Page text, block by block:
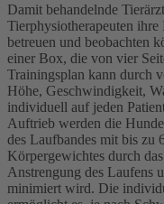
Damit behandelnde
Tierphysiotherapeuten
betreuen und beobachten
einer Box, die von vier
Trainingsplan kann durch
Höhe, Geschwindigkeit,
individuell auf jeden
Auftrieb werden die
des Laufbandes mit bis zu
Körpergewichtes durch
Anstrengung des Laufens
minimiert wird. Die